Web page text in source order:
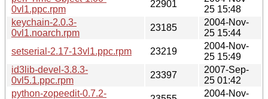
0vl1.ppc.rpm
22901
25 15:48
keychain-2.0.3-
0vl1.noarch.rpm
23185
2004-Nov-
25 15:44
setserial-2.17-13vl1.ppc.rpm
23219
2004-Nov-
25 15:49
id3lib-devel-3.8.3-
0vl5.1.ppc.rpm
23397
2007-Sep-
25 01:42
python-zopeedit-0.7.2-
2004-Nov-